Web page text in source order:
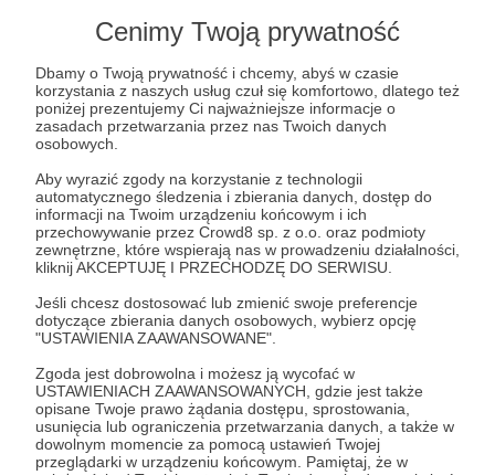
Cenimy Twoją prywatność
Dbamy o Twoją prywatność i chcemy, abyś w czasie
korzystania z naszych usług czuł się komfortowo, dlatego też
poniżej prezentujemy Ci najważniejsze informacje o
zasadach przetwarzania przez nas Twoich danych
osobowych.
Aby wyrazić zgody na korzystanie z technologii
automatycznego śledzenia i zbierania danych, dostęp do
informacji na Twoim urządzeniu końcowym i ich
przechowywanie przez Crowd8 sp. z o.o. oraz podmioty
zewnętrzne, które wspierają nas w prowadzeniu działalności,
kliknij AKCEPTUJĘ I PRZECHODZĘ DO SERWISU.
Jeśli chcesz dostosować lub zmienić swoje preferencje
dotyczące zbierania danych osobowych, wybierz opcję
"USTAWIENIA ZAAWANSOWANE".
Zgoda jest dobrowolna i możesz ją wycofać w
USTAWIENIACH ZAAWANSOWANYCH, gdzie jest także
opisane Twoje prawo żądania dostępu, sprostowania,
usunięcia lub ograniczenia przetwarzania danych, a także w
dowolnym momencie za pomocą ustawień Twojej
przeglądarki w urządzeniu końcowym. Pamiętaj, że w
, pochodzenia, poglądów czytożsamości
dostęp do wielu niepublikowanych wcześniej po
polsku dzieł tak wybitnych twórców jak Chaim
Grade, Josef Opatoszu, Etgar Keret,Amos
OzczyTony Kushner
W „Chiduszu” wchodzimy w często burzliwy dialog
z tradycją, która jest nam szczególnie bliska. Nie
pokazujemy kultury żydowskiej w tendencyjny
sposób. Kłócimy się z polityką Izraela, choć
uważamy, że to piękny i zachwycający kraj. W
każdym numerze robimy przegląd zagranicznej
prasy, żeby poinformować Was o najciekawszych